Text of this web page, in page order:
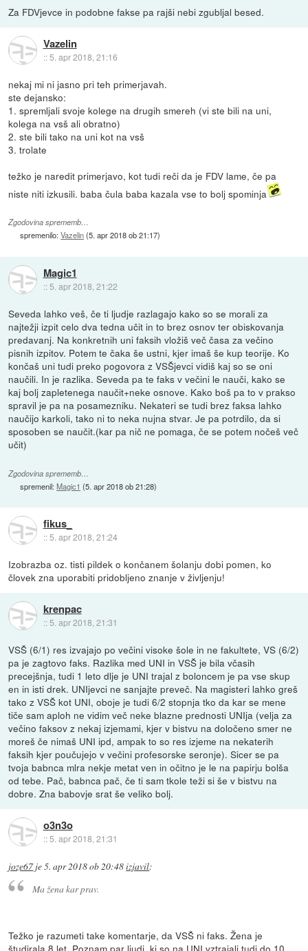
Za FDVjevce in podobne fakse pa rajši nebi zgubljal besed.
Vazelin
::5. apr 2018, 21:16
nekaj mi ni jasno pri teh primerjavah.
ste dejansko:
1. spremljali svoje kolege na drugih smereh (vi ste bili na uni,
kolega na vsš ali obratno)
2. ste bili tako na uni kot na vsš
3. trolate
težko je naredit primerjavo, kot tudi reči da je FDV lame, če pa
niste niti izkusili. baba čula baba kazala vse to bolj spominja
Zgodovina sprememb…
spremenilo:Vazelin(5. apr 2018 ob 21:17)
Magic1
:: 5. apr 2018, 21:22
Seveda lahko veš, če ti ljudje razlagajo kako so se morali za
najtežji izpit celo dva tedna učit in to brez osnov ter obiskovanja
predavanj. Na konkretnih uni faksih vložiš več časa za večino
pisnih izpitov. Potem te čaka še ustni, kjer imaš še kup teorije. Ko
končaš uni tudi preko pogovora z VSŠjevci vidiš kaj so se oni
naučili. In je razlika. Seveda pa te faks v večini le nauči, kako se
kaj bolj zapletenega naučit+neke osnove. Kako boš pa to v prakso
spravil je pa na posamezniku. Nekateri se tudi brez faksa lahko
naučijo karkoli, tako ni to neka nujna stvar. Je pa potrdilo, da si
sposoben se naučit.(kar pa nič ne pomaga, če se potem nočeš več
učit)
Zgodovina sprememb…
spremenil:Magic1 (5. apr 2018 ob 21:28)
fikus_
::5. apr 2018, 21:24
Izobrazba oz. tisti pildek o končanem šolanju dobi pomen, ko
človek zna uporabiti pridobljeno znanje v življenju!
krenpac
:: 5. apr 2018, 21:31
VSŠ (6/1) res izvajajo po večini visoke šole in ne fakultete, VS (6/2)
pa je zagtovo faks. Razlika med UNI in VSŠ je bila včasih
precejšnja, tudi 1 leto dlje je UNI trajal z boloncem je pa vse skup
en in isti drek. UNIjevci ne sanjajte preveč. Na magisteri lahko greš
tako z VSŠ kot UNI, oboje je tudi 6/2 stopnja tko da kar se mene
tiče sam aploh ne vidim več neke blazne prednosti UNIja (velja za
večino faksov z nekaj izjemami, kjer v bistvu na določeno smer ne
moreš če nimaš UNI ipd, ampak to so res izjeme na nekaterih
faksih kjer poučujejo v večini profesorske seronje). Sicer se pa
tvoja babnca mlra nekje metat ven in očitno je le na papirju bolša
od tebe. Pač, babnca pač, če ti sam tkole teži si še v bistvu na
dobre. Zna babovje srat še veliko bolj.
o3n3o
::5. apr 2018, 21:31
joze67 je5. apr 2018 ob 20:48izjavil:
Ma žena kar prav.
Težko je razumeti take komentarje, da VSŠ ni faks. Žena je
študirala 8 let. Poznam par ljudi, ki so na UNI vztrajali tudi do 10